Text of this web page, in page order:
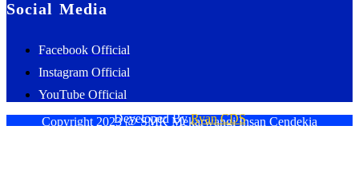
Social Media
Facebook Official
Instagram Official
YouTube Official
Copyright 2023 @ SMK Mekarwangi Insan Cendekia
Developed By Ryan CDS